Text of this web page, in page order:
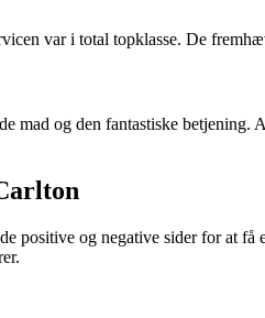
var i total topklasse. De
mad og den fantastiske
positive og negative sider for at